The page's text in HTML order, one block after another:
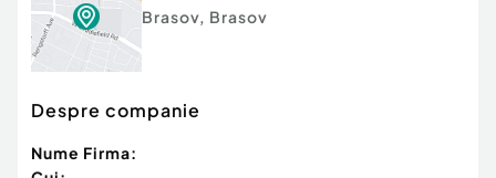
Brasov, Brasov
Despre companie
Nume Firma: